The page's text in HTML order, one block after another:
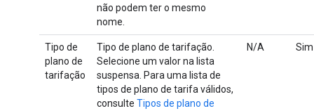
não podem ter o mesmo
nome.
Tipo de
plano de
tarifação
Tipo de plano de tarifação.
Selecione um valor na lista
suspensa. Para uma lista de
tipos de plano de tarifa válidos,
consulte Tipos de plano de
N/A Sim